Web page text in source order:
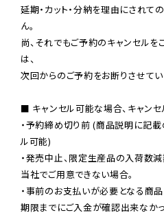
延期・カット・分納を理由にされて
ん。
尚、それでもご予約のキャンセル
は、
次回からのご予約をお断りさせてい
■ キャンセル可能な場合、キャン
・予約締め切り前 (商品説明に記
ル可能)
・発売中止、限定生産品の入荷数
当社でご用意できない場合。
・事前のお支払いが必要となる商
期限までにご入金が確認出来なかっ